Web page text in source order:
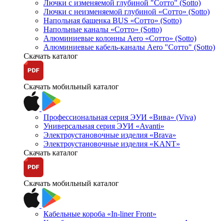
Лючки с изменяемой глубиной "Сотто" (Sotto)
Лючки с неизменяемой глубиной «Сотто» (Sotto)
Напольная башенка BUS «Сотто» (Sotto)
Напольные каналы «Сотто» (Sotto)
Алюминиевые колонны Aero «Сотто» (Sotto)
Алюминиевые кабель-каналы Aero "Сотто" (Sotto)
Скачать каталог
Скачать мобильный каталог
Профессиональная серия ЭУИ «Вива» (Viva)
Универсальная серия ЭУИ «Avanti»
Электроустановочные изделия «Brava»
Электроустановочные изделия «KANT»
Скачать каталог
Скачать мобильный каталог
Кабельные короба «In-liner Front»